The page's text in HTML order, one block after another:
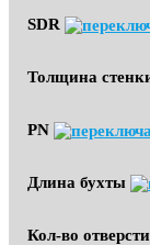
SDR
Толщина
PN
Длина бухты
Кол-во